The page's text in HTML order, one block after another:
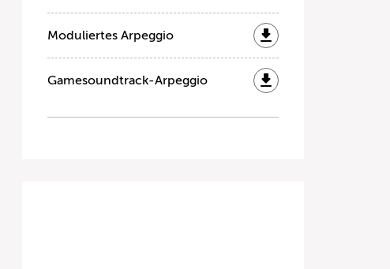
Moduliertes Arpeggio
Gamesoundtrack-Arpeggio